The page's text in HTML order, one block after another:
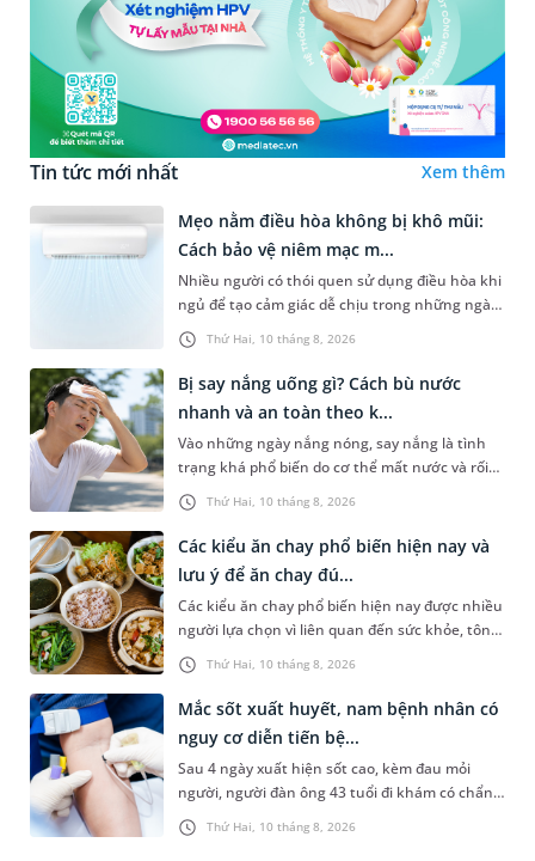
Tin tức mới nhất Xem thêm
Thứ Hai, 10 tháng 8, 2026
Mẹo nằm điều hòa không bị khô mũi:
Cách bảo vệ niêm mạc m...
Nhiều người có thói quen sử dụng điều hòa khi
ngủ để tạo cảm giác dễ chịu trong những ngày
nóng bức. Tuy nhiên, không ít trường hợp lại
gặp tình trạng khô mũ...
Thứ Hai, 10 tháng 8, 2026
Bị say nắng uống gì? Cách bù nước
nhanh và an toàn theo k...
Vào những ngày nắng nóng, say nắng là tình
trạng khá phổ biến do cơ thể mất nước và rối
loạn điều hòa thân nhiệt, thường gặp ở người
hoạt động ngoài trời. Nh...
Thứ Hai, 10 tháng 8, 2026
Các kiểu ăn chay phổ biến hiện nay và
lưu ý để ăn chay đú...
Các kiểu ăn chay phổ biến hiện nay được nhiều
người lựa chọn vì liên quan đến sức khỏe, tôn
giáo hoặc lối sống lành mạnh. Tuy nhiên,
không phải ai cũng hiểu...
Thứ Hai, 10 tháng 8, 2026
Mắc sốt xuất huyết, nam bệnh nhân có
nguy cơ diễn tiến bệ...
Sau 4 ngày xuất hiện sốt cao, kèm đau mỏi
người, người đàn ông 43 tuổi đi khám có chẩn
đoán sốt xuất huyết Dengue và phải nhập viện
điều trị ngay để tránh bi...